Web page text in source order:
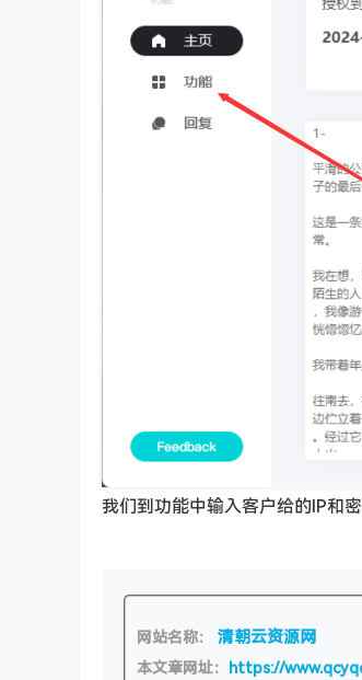
我们到功能中输入客户给的IP和
网站名称： 清朝云资源网
本文章网址： https://